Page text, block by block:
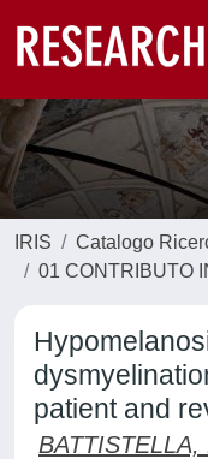
IRIS
Catalogo
01 CONTRIBUTO
patient and